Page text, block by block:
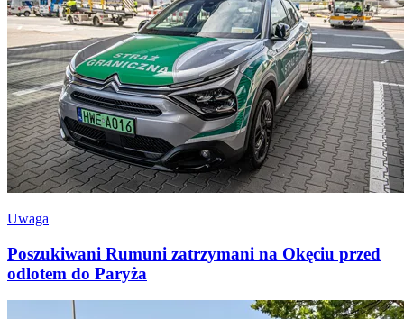
Uwaga
Poszukiwani Rumuni zatrzymani na Okęciu przed
odlotem do Paryża